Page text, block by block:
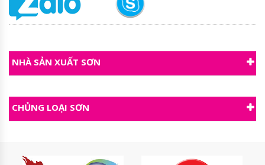
NHÀ SẢN XUẤT SƠN
CHỦNG LOẠI SƠN